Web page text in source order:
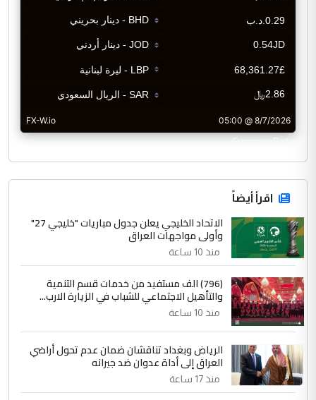
CurrencyRate
اقرأ أيضاً
الاتحاد الخليجي يعلن جدول مباريات "خليجي 27"
وأولى مواجهات العراق
منذ 10 ساعة
(796) الف مستفيد من خدمات قسم التنمية
والتأهيل الاجتماعي للشباب في الزيارة الارب...
منذ 10 ساعة
الرياض وبغداد تناقشان ضمان عدم تحول أراضي
العراق إلى أداة عدوان ضد جيرانه
منذ 17 ساعة